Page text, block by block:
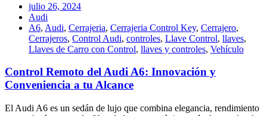
julio 26, 2024
Audi
A6, Audi, Cerrajeria, Cerrajeria Control Key, Cerrajero,
Cerrajeros, Control Audi, controles, Llave Control, llaves,
Llaves de Carro con Control, llaves y controles, Vehículo
Control Remoto del Audi A6: Innovación y
Conveniencia a tu Alcance
El Audi A6 es un sedán de lujo que combina elegancia, rendimiento